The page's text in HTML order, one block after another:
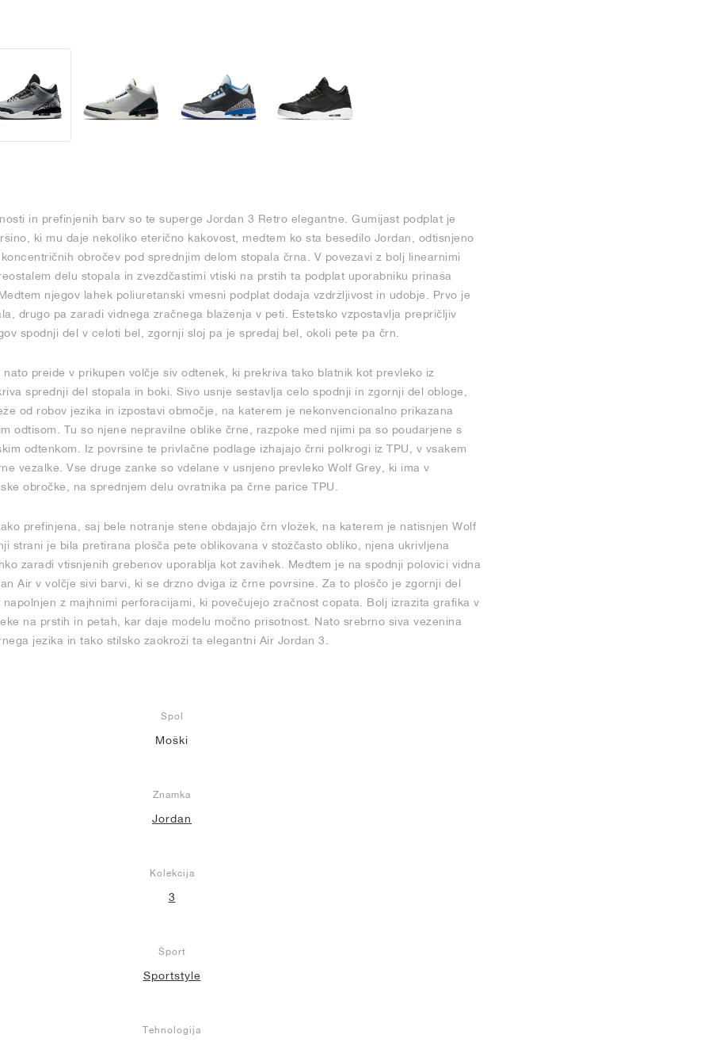
in prefinjenih barv so te superge Jordan 3 Retro elegantne. Gumijast podplat je
ki mu daje nekoliko eterično kakovost, medtem ko sta besedilo Jordan, odtisnjeno
obročev pod sprednjim delom stopala črna. V povezavi z bolj linearnimi
delu stopala in zvezdčastimi vtiski na prstih ta podplat uporabniku prinaša
njegov lahek poliuretanski vmesni podplat dodaja vzdržljivost in udobje. Prvo je
drugo pa zaradi vidnega zračnega blaženja v peti. Estetsko vzpostavlja prepričljiv
spodnji del v celoti bel, zgornji sloj pa je spredaj bel, okoli pete pa črn.
preide v prikupen volčje siv odtenek, ki prekriva tako blatnik kot prevleko iz
sprednji del stopala in boki. Sivo usnje sestavlja celo spodnji in zgornji del obloge,
od robov jezika in izpostavi območje, na katerem je nekonvencionalno prikazana
odtisom. Tu so njene nepravilne oblike črne, razpoke med njimi pa so poudarjene s
odtenkom. Iz površine te privlačne podlage izhajajo črni polkrogi iz TPU, v vsakem
vezalke. Vse druge zanke so vdelane v usnjeno prevleko Wolf Grey, ki ima v
obročke, na sprednjem delu ovratnika pa črne parice TPU.
prefinjena, saj bele notranje stene obdajajo črn vložek, na katerem je natisnjen Wolf
strani je bila pretirana plošča pete oblikovana v stožčasto obliko, njena ukrivljena
zaradi vtisnjenih grebenov uporablja kot zavihek. Medtem je na spodnji polovici vidna
Air v volčje sivi barvi, ki se drzno dviga iz črne površine. Za to ploščo je zgornji del
z majhnimi perforacijami, ki povečujejo zračnost copata. Bolj izrazita grafika v
na prstih in petah, kar daje modelu močno prisotnost. Nato srebrno siva vezenina
jezika in tako stilsko zaokroži ta elegantni Air Jordan 3.
Spol
Moški
Znamka
Jordan
Kolekcija
3
Šport
Sportstyle
Tehnologija